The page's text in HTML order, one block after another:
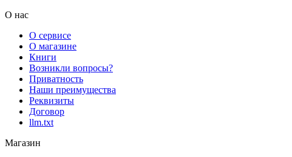
О нас
О сервисе
О магазине
Книги
Возникли вопросы?
Приватность
Наши преимущества
Реквизиты
Договор
llm.txt
Магазин